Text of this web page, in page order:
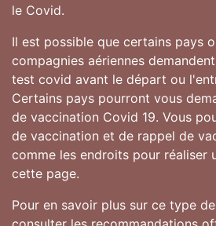
le Covid.
Il est possible que certains pays
compagnies aériennes
test covid avant le départ ou
Certains pays pourront vous
de vaccination Covid 19. Vous
de vaccination et de rappel de
comme les endroits pour réaliser
cette page.
Pour en savoir plus sur ce type